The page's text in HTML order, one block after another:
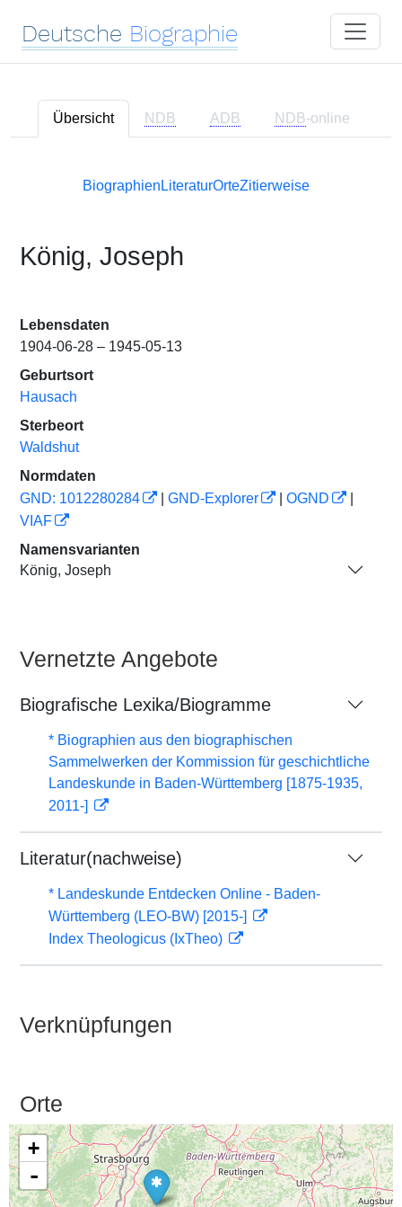
Deutsche Biographie
Übersicht NDB ADB NDB-online
Biographien LiteraturOrteZitierweise
König, Joseph
Lebensdaten
1904-06-28 – 1945-05-13
Geburtsort
Hausach
Sterbeort
Waldshut
Normdaten
GND: 1012280284
GND-Explorer OGND
VIAF
Namensvarianten
König, Joseph
Vernetzte Angebote
Biografische Lexika/Biogramme
* Biographien aus den biographischen
Sammelwerken der Kommission für geschichtliche
Landeskunde in Baden-Württemberg [1875-1935,
2011-]
Literatur(nachweise)
* Landeskunde Entdecken Online - Baden-
Württemberg (LEO-BW) [2015-]
Index Theologicus (IxTheo)
Verknüpfungen
Orte
+
-